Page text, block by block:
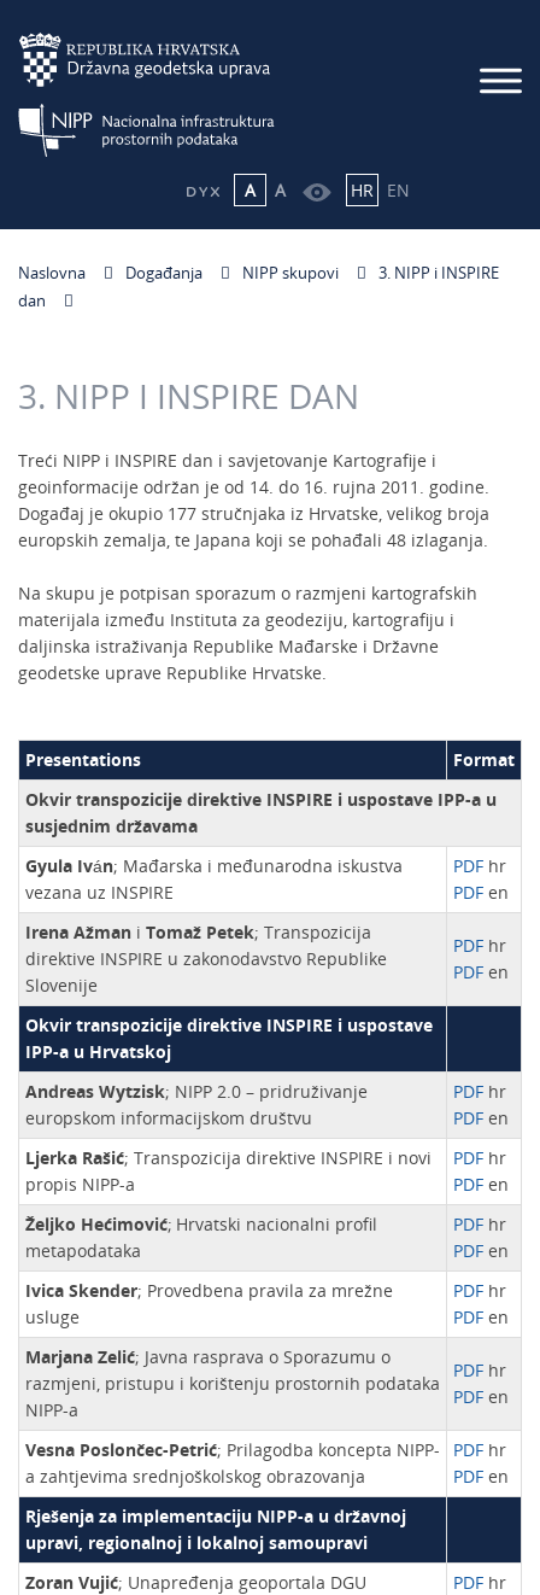
A A HR EN
Naslovna Događanja NIPP skupovi
3. NIPP i INSPIRE
dan
3. NIPP I INSPIRE DAN
Treći NIPP i INSPIRE dan i savjetovanje Kartografije i
geoinformacije održan je od 14. do 16. rujna 2011. godine.
Događaj je okupio 177 stručnjaka iz Hrvatske, velikog broja
europskih zemalja, te Japana koji se pohađali 48 izlaganja.
Na skupu je potpisan sporazum o razmjeni kartografskih
materijala između Instituta za geodeziju, kartografiju i
daljinska istraživanja Republike Mađarske i Državne
geodetske uprave Republike Hrvatske.
Presentations
Format
Okvir transpozicije direktive INSPIRE i uspostave IPP-a u
susjednim državama
Gyula Iván; Mađarska i međunarodna iskustva
vezana uz INSPIRE
PDF hr
PDF en
Irena Ažman i Tomaž Petek; Transpozicija
direktive INSPIRE u zakonodavstvo Republike
Slovenije
PDF hr
PDF en
Okvir transpozicije direktive INSPIRE i uspostave
IPP-a u Hrvatskoj
Andreas Wytzisk; NIPP 2.0 – pridruživanje
europskom informacijskom društvu
PDF hr
PDF en
Ljerka Rašić; Transpozicija direktive INSPIRE i novi
propis NIPP-a
PDF hr
PDF en
Željko Hećimović; Hrvatski nacionalni profil
metapodataka
PDF hr
PDF en
Ivica Skender; Provedbena pravila za mrežne
usluge
PDF hr
PDF en
Marjana Zelić; Javna rasprava o Sporazumu o
razmjeni, pristupu i korištenju prostornih podataka
NIPP-a
PDF hr
PDF en
Vesna Poslončec-Petrić; Prilagodba koncepta NIPP-
a zahtjevima srednjoškolskog obrazovanja
PDF hr
PDF en
Rješenja za implementaciju NIPP-a u državnoj
upravi, regionalnoj i lokalnoj samoupravi
Zoran Vujić; Unapređenja geoportala DGU PDF hr